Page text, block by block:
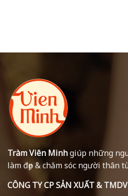
Tràm Viên Minhgiúp những
làm đẹp & chăm sóc người thân
CÔNG TY CP SẢN XUẤT &